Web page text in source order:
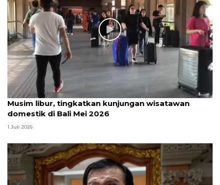
Musim libur, tingkatkan kunjungan wisatawan
domestik di Bali Mei 2026
1 Juli 2026